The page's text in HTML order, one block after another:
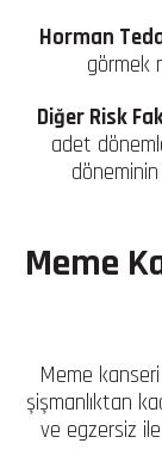
Horman
görmek
Diğer Risk
adet
Meme
Meme
şişmanlıktan
ve egzersiz